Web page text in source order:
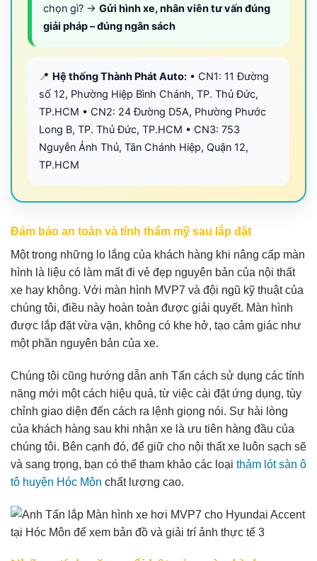
chọn gì? → Gửi hình xe, nhân viên tư vấn đúng
giải pháp – đúng ngân sách
📍 Hệ thống Thành Phát Auto: • CN1: 11 Đường
số 12, Phường Hiệp Bình Chánh, TP. Thủ Đức,
TP.HCM • CN2: 24 Đường D5A, Phường Phước
Long B, TP. Thủ Đức, TP.HCM • CN3: 753
Nguyễn Ảnh Thủ, Tân Chánh Hiệp, Quận 12,
TP.HCM
Đảm bảo an toàn và tính thẩm mỹ sau lắp đặt
Một trong những lo lắng của khách hàng khi nâng cấp màn
hình là liệu có làm mất đi vẻ đẹp nguyên bản của nội thất
xe hay không. Với màn hình MVP7 và đội ngũ kỹ thuật của
chúng tôi, điều này hoàn toàn được giải quyết. Màn hình
được lắp đặt vừa vặn, không có khe hở, tạo cảm giác như
một phần nguyên bản của xe.
Chúng tôi cũng hướng dẫn anh Tấn cách sử dụng các tính
năng mới một cách hiệu quả, từ việc cài đặt ứng dụng, tùy
chỉnh giao diện đến cách ra lệnh giọng nói. Sự hài lòng
của khách hàng sau khi nhận xe là ưu tiên hàng đầu của
chúng tôi. Bên cạnh đó, để giữ cho nội thất xe luôn sạch sẽ
và sang trọng, bạn có thể tham khảo các loại thảm lót sàn ô
tô huyện Hóc Môn chất lượng cao.